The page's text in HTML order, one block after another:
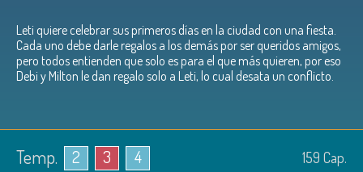
Leti quiere celebrar sus primeros días en la ciudad con una fiesta.
Cada uno debe darle regalos a los demás por ser queridos amigos,
pero todos entienden que solo es para el que más quieren, por eso
Debi y Milton le dan regalo solo a Leti, lo cual desata un conflicto.
Temp. 2 3 4 159 Cap.